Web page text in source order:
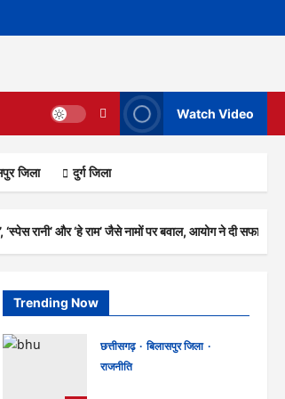
Watch Video
जिला दुर्ग जिला
रानी’ और ‘हे राम’ जैसे नामों पर बवाल, आयोग ने दी सफाई
Trending Now
छत्तीसगढ़
बिलासपुर जिला
राजनीति